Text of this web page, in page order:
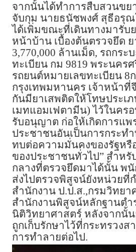
จากนั้นได้ทำการสืบสวนขย
จับกุม นายธนัชพงศ์ สุธีอรุณ
ได้เพิ่มขณะที่เดินทางมารับ
หน้าบ้าน เบื้องต้นตรวจยึด
3,770,000 ล้านเม็ด, รถกระ
ทะเบียน กม 9819 พระนคร
รถยนต์หมายเลขทะเบียน 8
กรุงเทพมหานคร เจ้าหน้าที่
กันมียาเสพติดให้โทษประเ
เมทแอมเฟตามีน) ไว้ในคร
รับอนุญาต ก่อให้เกิดการแพ
ประชาชนอันเป็นการกระท
ทบต่อความมั่นคงของรัฐหรื
ของประชาชนทั่วไป” สำหรั
กลางที่ตรวจยึดมาได้นั้น พ
ส่งไปตรวจพิสูจน์ยังหน่วยที่
สำนักงาน ป.ป.ส.,กรมวิทยา
สำนักงานพิสูจน์หลักฐานตำ
นิติวิทยาศาสตร์ หลังจากนั้น
ถูกเก็บรักษาไว้ที่กระทรวงส
การทำลายต่อไป.